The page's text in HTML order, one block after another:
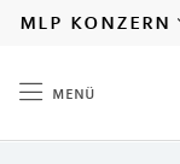
mlp konzern
menü